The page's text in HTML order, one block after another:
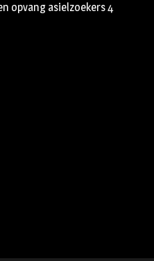
opvang asielzoekers4